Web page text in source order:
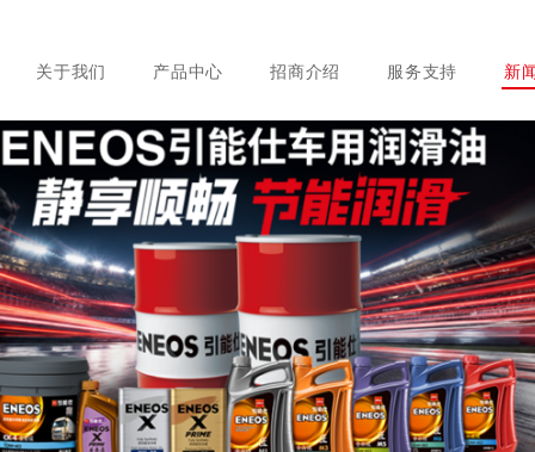
关于我们 产品中心 招商介绍 服务支持 新